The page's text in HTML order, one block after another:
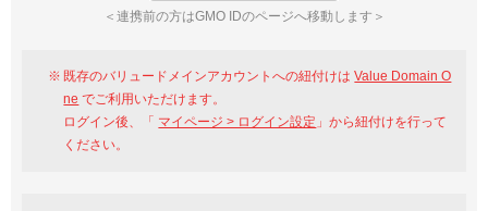
＜連携前の方はGMO IDのページへ移動します＞
既存のバリュードメインアカウントへの紐付けはValue Domain O
ne でご利用いただけます。
ログイン後、「 マイページ > ログイン設定 」から紐付けを行って
ください。